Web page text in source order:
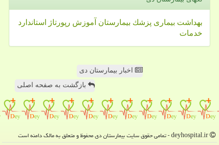
بهداشت بیماری پزشك بیمارستان آموزش رپورتاژ
استاندارد
خدمات
اخبار بیمارستان دی
بازگشت به صفحه اصلی